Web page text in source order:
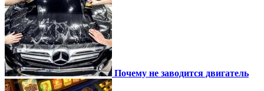
Почему не заводится двигатель